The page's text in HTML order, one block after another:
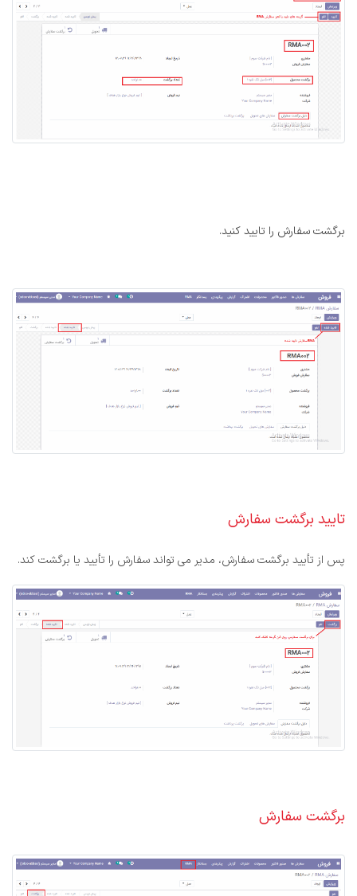
برگشت سفارش را تایید کنید.
تایید برگشت سفارش
پس از تأیید برگشت سفارش، مدیر می تواند سفارش را تأیید یا برگشت کند.
برگشت سفارش